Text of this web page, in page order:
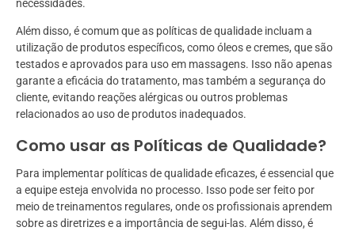
necessidades.
Além disso, é comum que as políticas de qualidade incluam a
utilização de produtos específicos, como óleos e cremes, que são
testados e aprovados para uso em massagens. Isso não apenas
garante a eficácia do tratamento, mas também a segurança do
cliente, evitando reações alérgicas ou outros problemas
relacionados ao uso de produtos inadequados.
Como usar as Políticas de Qualidade?
Para implementar políticas de qualidade eficazes, é essencial que
a equipe esteja envolvida no processo. Isso pode ser feito por
meio de treinamentos regulares, onde os profissionais aprendem
sobre as diretrizes e a importância de segui-las. Além disso, é